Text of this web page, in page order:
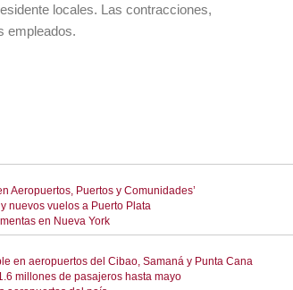
locales. Las contracciones,
empleados.
Aeropuertos, Puertos y Comunidades’
nuevos vuelos a Puerto Plata
en Nueva York
en aeropuertos del Cibao, Samaná y Punta Cana
millones de pasajeros hasta mayo